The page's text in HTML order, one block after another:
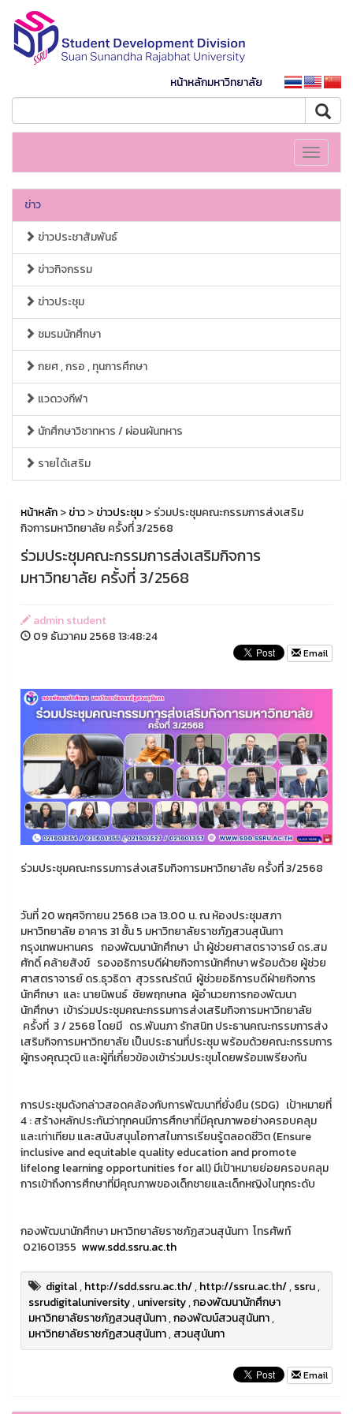
หน้าหลักมหาวิทยาลัย
Toggle
ข่าว
ข่าวประชาสัมพันธ์
ข่าวกิจกรรม
ข่าวประชุม
ชมรมนักศึกษา
กยศ , กรอ , ทุนการศึกษา
แวดวงกีฬา
นักศึกษาวิชาทหาร / ผ่อนผันทหาร
รายได้เสริม
หน้าหลัก>ข่าว>ข่าวประชุม> ร่วมประชุมคณะกรรมการส่งเสริม
กิจการมหาวิทยาลัย ครั้งที่ 3/2568
ร่วมประชุมคณะกรรมการส่งเสริมกิจการ
มหาวิทยาลัย ครั้งที่ 3/2568
admin student
09 ธันวาคม 2568 13:48:24
Email
ร่วมประชุมคณะกรรมการส่งเสริมกิจการมหาวิทยาลัย ครั้งที่ 3/2568
วันที่ 20 พฤศจิกายน 2568 เวล 13.00 น. ณ ห้องประชุมสภา
มหาวิทยาลัย อาคาร 31 ชั้น 5 มหาวิทยาลัยราชภัฏสวนสุนันทา
กรุงเทพมหานคร กองพัฒนานักศึกษา นำ ผู้ช่วยศาสตราจารย์ ดร.สม
ศักดิ์ คล้ายสังข์ รองอธิการบดีฝ่ายกิจการนักศึกษา พร้อมด้วย ผู้ช่วย
ศาสตราจารย์ ดร.ธุวธิดา สุวรรณรัตน์ ผู้ช่วยอธิการบดีฝ่ายกิจการ
นักศึกษา และ นายนิพนธ์ ชัยพฤกษทล ผู้อำนวยการกองพัฒนา
นักศึกษา เข้าร่วมประชุมคณะกรรมการส่งเสริมกิจการมหาวิทยาลัย
ครั้งที่ 3 / 2568 โดยมี ดร.พันนภา รักสนิท ประธานคณะกรรมการส่ง
เสริมกิจการมหาวิทยาลัย เป็นประธานที่ประชุม พร้อมด้วยคณะกรรมการ
ผู้ทรงคุณวุฒิ และผู้ที่เกี่ยวข้องเข้าร่วมประชุมโดยพร้อมเพรียงกัน
การประชุมดังกล่าวสอดคล้องกับการพัฒนาที่ยั่งยืน (SDG) เป้าหมายที่
4 : สร้างหลักประกันว่าทุกคนมีการศึกษาที่มีคุณภาพอย่างครอบคลุม
และเท่าเทียม และสนับสนุนโอกาสในการเรียนรู้ตลอดชีวิต (Ensure
inclusive and equitable quality education and promote
lifelong learning opportunities for all) มีเป้าหมายย่อยครอบคลุม
การเข้าถึงการศึกษาที่มีคุณภาพของเด็กชายและเด็กหญิงในทุกระดับ
กองพัฒนานักศึกษา มหาวิทยาลัยราชภัฏสวนสุนันทา โทรศัพท์
021601355 www.sdd.ssru.ac.th
digital,http://sdd.ssru.ac.th/,http://ssru.ac.th/,ssru,
ssrudigitaluniversity,university,กองพัฒนานักศึกษา
มหาวิทยาลัยราชภัฏสวนสุนันทา,กองพัฒน์สวนสุนันทา,
มหาวิทยาลัยราชภัฏสวนสุนันทา,สวนสุนันทา
Email